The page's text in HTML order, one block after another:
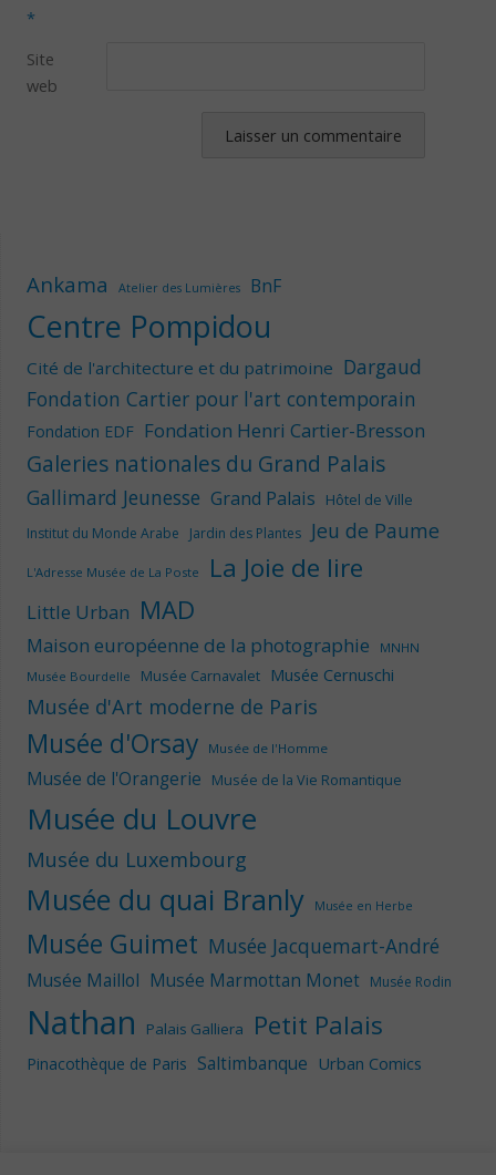
*
Site
web
Ankama Atelier des Lumières BnF
Centre Pompidou
Cité de l'architecture et du patrimoine Dargaud
Fondation Cartier pour l'art contemporain
Fondation EDF Fondation Henri Cartier-Bresson
Galeries nationales du Grand Palais
Gallimard Jeunesse Grand Palais Hôtel de Ville
Institut du Monde Arabe Jardin des Plantes Jeu de Paume
L'Adresse Musée de La Poste La Joie de lire
Little Urban MAD
Maison européenne de la photographie
MNHN
Musée Bourdelle
Musée Carnavalet Musée Cernuschi
Musée d'Art moderne de Paris
Musée d'Orsay Musée de l'Homme
Musée de l'Orangerie Musée de la Vie Romantique
Musée du Louvre
Musée du Luxembourg
Musée du quai Branly Musée en Herbe
Musée Guimet Musée Jacquemart-André
Musée Maillol Musée Marmottan Monet Musée Rodin
Nathan Palais Galliera Petit Palais
Pinacothèque de Paris Saltimbanque Urban Comics